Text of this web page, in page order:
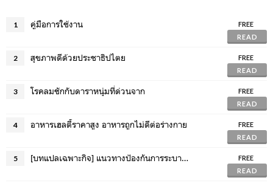
1 คู่มือการใช้งาน
FREE
READ
2 สุขภาพดีด้วยประชาธิปไตย
FREE
READ
3 โรคลมชักกับดาราหนุ่มที่ด่วนจาก
FREE
READ
4 อาหารเฮลตี้ราคาสูง อาหารถูกไม่ดีต่อร่างกาย
FREE
READ
5 [บทแปลเฉพาะกิจ] แนวทางป้องกันการระบาด COVID-19 จาก CDC (ฉบับวันที่ 14 กุมภาพันธ์ 2020)
FREE
READ